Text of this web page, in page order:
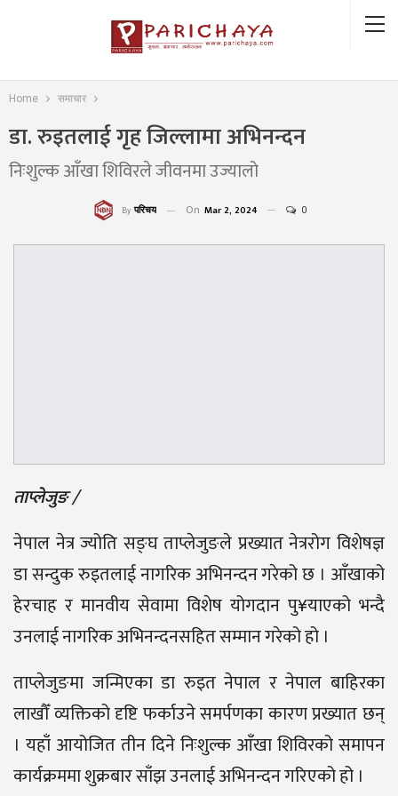
Home समाचार
डा. रुइतलाई गृह जिल्लामा अभिनन्दन
निःशुल्क आँखा शिविरले जीवनमा उज्यालो
By परिचय On Mar 2, 2024 0
ताप्लेजुङ /
नेपाल नेत्र ज्योति सङ्घ ताप्लेजुङले प्रख्यात नेत्ररोग विशेषज्ञ
डा सन्दुक रुइतलाई नागरिक अभिनन्दन गरेको छ । आँखाको
हेरचाह र मानवीय सेवामा विशेष योगदान पु¥याएको भन्दै
उनलाई नागरिक अभिनन्दनसहित सम्मान गरेको हो ।
ताप्लेजुङमा जन्मिएका डा रुइत नेपाल र नेपाल बाहिरका
लाखौँ व्यक्तिको दृष्टि फर्काउने समर्पणका कारण प्रख्यात छन्
। यहाँ आयोजित तीन दिने निःशुल्क आँखा शिविरको समापन
कार्यक्रममा शुक्रबार साँझ उनलाई अभिनन्दन गरिएको हो ।